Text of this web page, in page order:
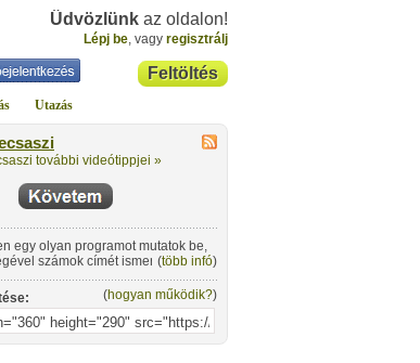
Üdvözlünk az oldalon!
Lépj be, vagy regisztrálj
Feltöltés
Utazás
további videótippjei »
egy olyan programot mutatok be,
számok címét ismerhetjük fel.
jól, ha megtetszett nekünk egy
tudjuk a címét.
(több infó)
(hogyan működik?)